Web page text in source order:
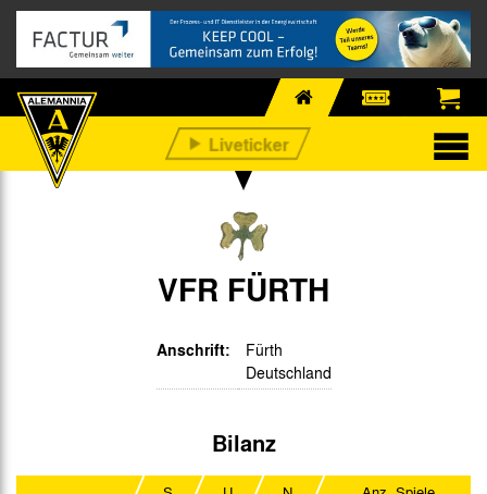
VFR FÜRTH
Anschrift:
Fürth
Deutschland
Bilanz